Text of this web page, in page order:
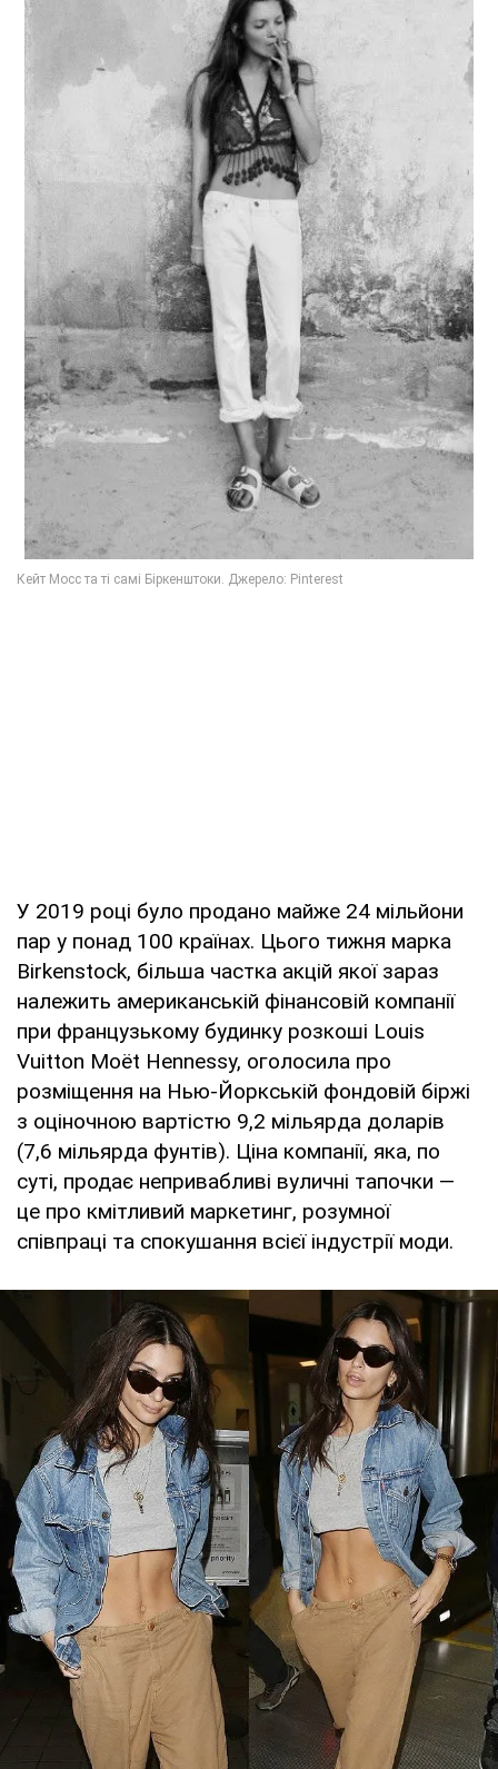
У 2019 році було продано майже 24 мільйони
пар у понад 100 країнах. Цього тижня марка
Birkenstock, більша частка акцій якої зараз
належить американській фінансовій компанії
при французькому будинку розкоші Louis
Vuitton Moët Hennessy, оголосила про
розміщення на Нью-Йоркській фондовій біржі
з оціночною вартістю 9,2 мільярда доларів
(7,6 мільярда фунтів). Ціна компанії, яка, по
суті, продає непривабливі вуличні тапочки —
це про кмітливий маркетинг, розумної
співпраці та спокушання всієї індустрії моди.